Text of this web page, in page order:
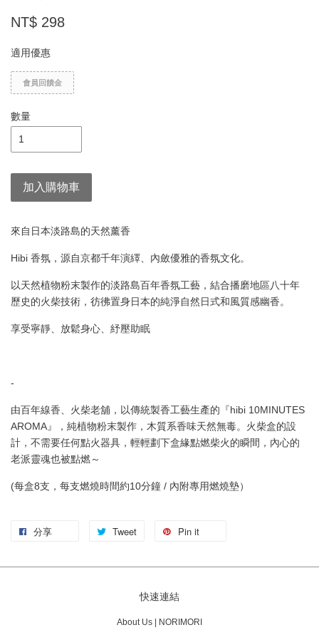
NT$ 298
適用優惠
會員回饋金
數量
加入購物車
來自日本淡路島的天然薰香
Hibi 香氛，源自京都千年演繹、內斂優雅的香氛文化。
以天然植物粉末製作的淡路島百年香氛工藝，結合播磨地區八十年
歷史的火柴技術，彷彿置身日本的純淨自然日式和風質感幽香。
享受寧靜、放鬆身心、紓壓助眠
-
由百年線香、火柴老舖，以傳統製香工藝生產的『hibi 10MINUTES
AROMA』，純植物粉末製作，木質系香味天然無毒。火柴盒的設
計，不需要任何點火器具，輕輕劃下盒緣點燃柴火的瞬間，內心的
老派靈魂也被點燃～
(每盒8支，每支燃燒時間約10分鐘 / 內附專用燃燒墊）
分享 Tweet Pin it
快速連結
About Us | NORIMORI